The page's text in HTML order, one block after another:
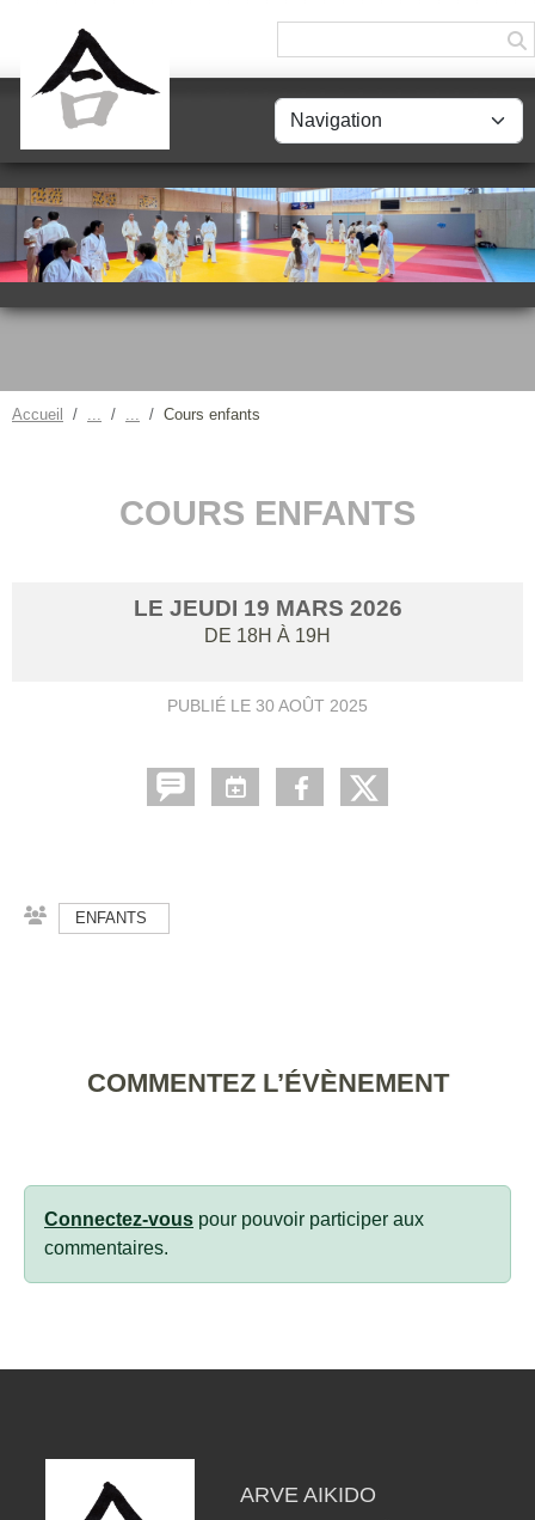
Accueil Cours enfants
COURS ENFANTS
LE JEUDI 19 MARS 2026
DE 18H À 19H
PUBLIÉ LE 30 AOÛT 2025
ENFANTS
COMMENTEZ L’ÉVÈNEMENT
Connectez-vous pour pouvoir participer aux
commentaires.
ARVE AIKIDO